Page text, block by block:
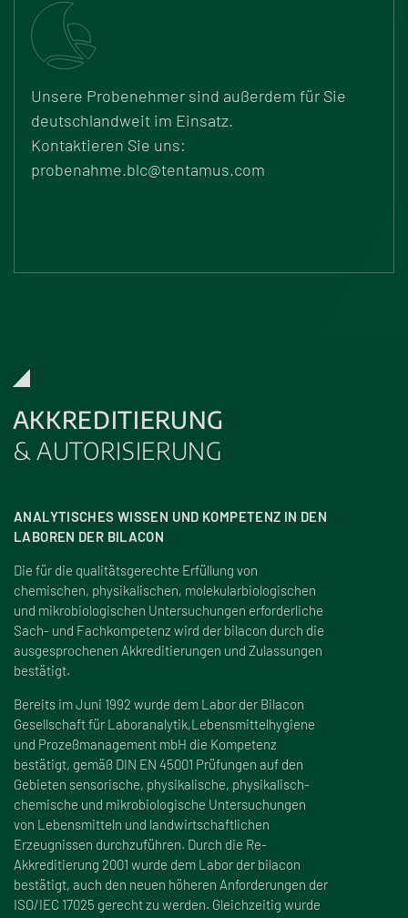
Unsere Probenehmer sind außerdem für Sie
deutschlandweit im Einsatz.
Kontaktieren Sie uns:
probenahme.blc@tentamus.com
AKKREDITIERUNG
& AUTORISIERUNG
ANALYTISCHES WISSEN UND KOMPETENZ IN DEN
LABOREN DER BILACON
Die für die qualitätsgerechte Erfüllung von
chemischen, physikalischen, molekularbiologischen
und mikrobiologischen Untersuchungen erforderliche
Sach- und Fachkompetenz wird der bilacon durch die
ausgesprochenen Akkreditierungen und Zulassungen
bestätigt.
Bereits im Juni 1992 wurde dem Labor der Bilacon
Gesellschaft für Laboranalytik,Lebensmittelhygiene
und Prozeßmanagement mbH die Kompetenz
bestätigt, gemäß DIN EN 45001 Prüfungen auf den
Gebieten sensorische, physikalische, physikalisch-
chemische und mikrobiologische Untersuchungen
von Lebensmitteln und landwirtschaftlichen
Erzeugnissen durchzuführen. Durch die Re-
Akkreditierung 2001 wurde dem Labor der bilacon
bestätigt, auch den neuen höheren Anforderungen der
ISO/IEC 17025 gerecht zu werden. Gleichzeitig wurde